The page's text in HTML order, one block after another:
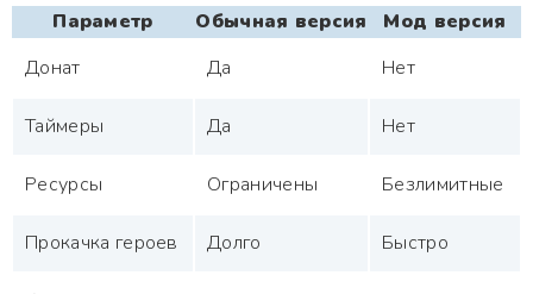
Параметр Обычная версия
Мод версия
Донат
Да Нет
Таймеры Да Нет
Ресурсы Ограничены Безлимитные
Прокачка героев Долго Быстро